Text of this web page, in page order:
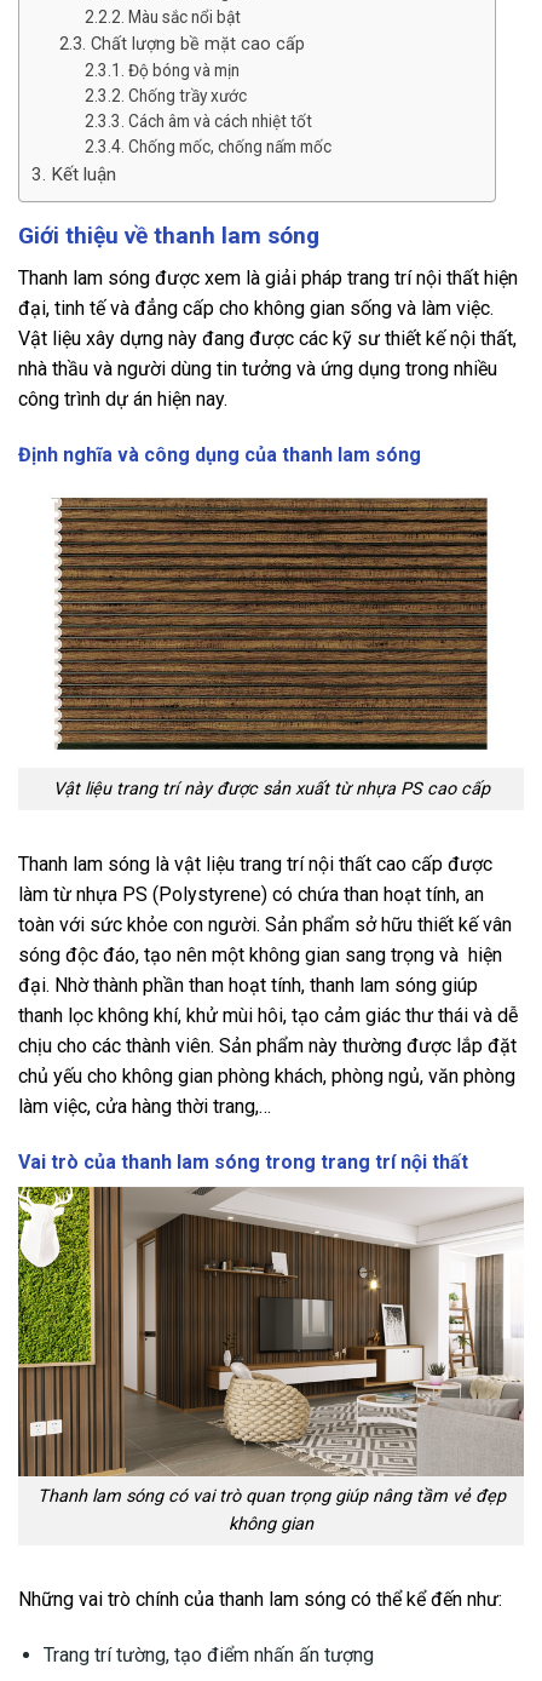
Màu sắc nổi bật
Chất lượng bề mặt cao cấp
Độ bóng và mịn
Chống trầy xước
Cách âm và cách nhiệt tốt
Chống mốc, chống nấm mốc
Kết luận
Giới thiệu về thanh lam sóng
Thanh lam sóng được xem là giải pháp trang trí nội thất hiện
đại, tinh tế và đẳng cấp cho không gian sống và làm việc.
Vật liệu xây dựng này đang được các kỹ sư thiết kế nội thất,
nhà thầu và người dùng tin tưởng và ứng dụng trong nhiều
công trình dự án hiện nay.
Định nghĩa và công dụng của thanh lam sóng
Vật liệu trang trí này được sản xuất từ nhựa PS cao cấp
Thanh lam sóng là vật liệu trang trí nội thất cao cấp được
làm từ nhựa PS (Polystyrene) có chứa than hoạt tính, an
toàn với sức khỏe con người. Sản phẩm sở hữu thiết kế vân
sóng độc đáo, tạo nên một không gian sang trọng và hiện
đại. Nhờ thành phần than hoạt tính, thanh lam sóng giúp
thanh lọc không khí, khử mùi hôi, tạo cảm giác thư thái và dễ
chịu cho các thành viên. Sản phẩm này thường được lắp đặt
chủ yếu cho không gian phòng khách, phòng ngủ, văn phòng
làm việc, cửa hàng thời trang,…
Vai trò của thanh lam sóng trong trang trí nội thất
Thanh lam sóng có vai trò quan trọng giúp nâng tầm vẻ đẹp
không gian
Những vai trò chính của thanh lam sóng có thể kể đến như:
Trang trí tường, tạo điểm nhấn ấn tượng